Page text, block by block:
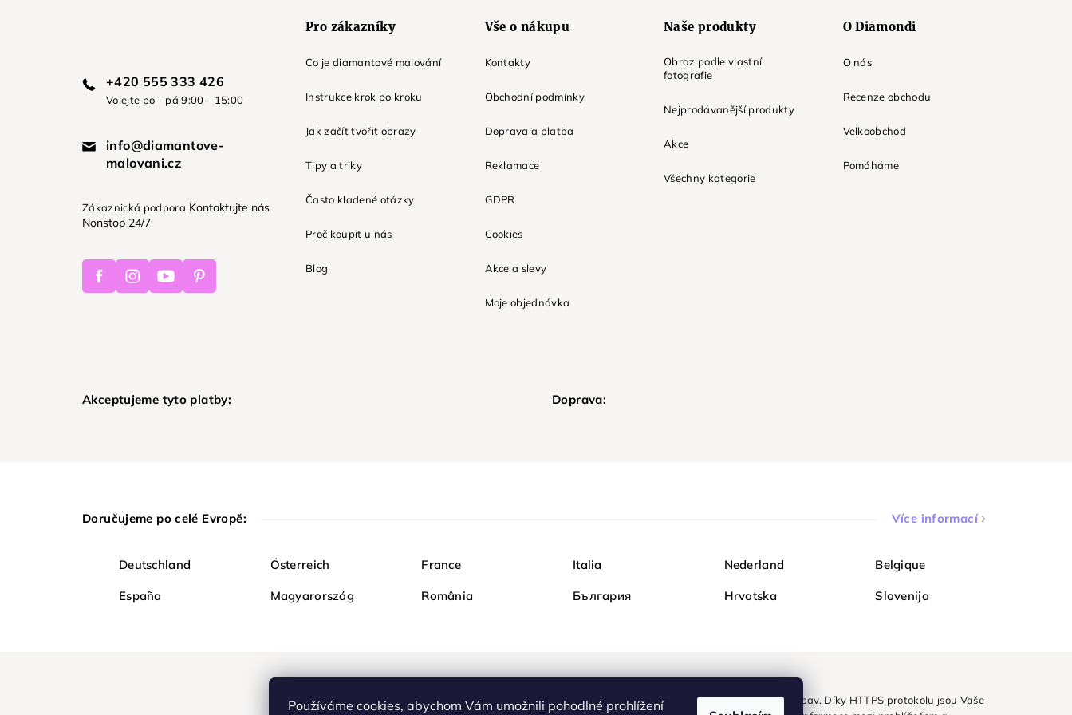
Používáme cookies, abychom Vám umožnili pohodlné prohlížení
+420 555 333 426
Volejte po - pá 9:00 - 15:00
info@diamantove-
malovani.cz
Zákaznická podpora Kontaktujte nás
Nonstop 24/7
FacebookInstagramYoutubePinterest
Pro zákazníky
Co je diamantové malování
Instrukce krok po kroku
Jak začít tvořit obrazy
Tipy a triky
Často kladené otázky
Proč koupit u nás
Blog
Vše o nákupu
Kontakty
Obchodní podmínky
Doprava a platba
Reklamace
GDPR
Cookies
Akce a slevy
Moje objednávka
Naše produkty
Obraz podle vlastní
fotografie
Nejprodávanější produkty
Akce
Všechny kategorie
O Diamondi
O nás
Recenze obchodu
Velkoobchod
Pomáháme
Akceptujeme tyto platby: Doprava:
Doručujeme po celé Evropě: Více informací
Deutschland Österreich France Italia Nederland Belgique
España Magyarország România България Hrvatska Slovenija
Nakupujte na Diamondi bezpečně a bez obav. Díky HTTPS protokolu jsou Vaše